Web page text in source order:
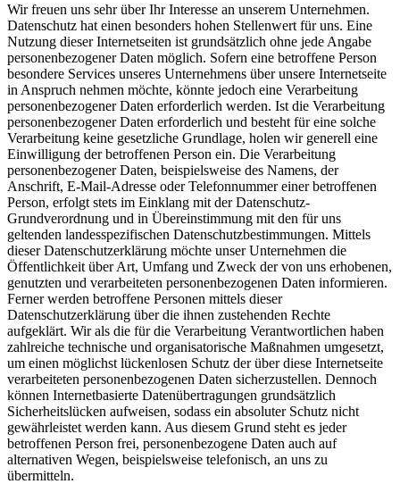
Wir freuen uns sehr über Ihr Interesse an unserem Unternehmen.
Datenschutz hat einen besonders hohen Stellenwert für uns. Eine
Nutzung dieser Internetseiten ist grundsätzlich ohne jede Angabe
personenbezogener Daten möglich. Sofern eine betroffene Person
besondere Services unseres Unternehmens über unsere Internetseite
in Anspruch nehmen möchte, könnte jedoch eine Verarbeitung
personenbezogener Daten erforderlich werden. Ist die Verarbeitung
personenbezogener Daten erforderlich und besteht für eine solche
Verarbeitung keine gesetzliche Grundlage, holen wir generell eine
Einwilligung der betroffenen Person ein. Die Verarbeitung
personenbezogener Daten, beispielsweise des Namens, der
Anschrift, E-Mail-Adresse oder Telefonnummer einer betroffenen
Person, erfolgt stets im Einklang mit der Datenschutz-
Grundverordnung und in Übereinstimmung mit den für uns
geltenden landesspezifischen Datenschutzbestimmungen. Mittels
dieser Datenschutzerklärung möchte unser Unternehmen die
Öffentlichkeit über Art, Umfang und Zweck der von uns erhobenen,
genutzten und verarbeiteten personenbezogenen Daten informieren.
Ferner werden betroffene Personen mittels dieser
Datenschutzerklärung über die ihnen zustehenden Rechte
aufgeklärt. Wir als die für die Verarbeitung Verantwortlichen haben
zahlreiche technische und organisatorische Maßnahmen umgesetzt,
um einen möglichst lückenlosen Schutz der über diese Internetseite
verarbeiteten personenbezogenen Daten sicherzustellen. Dennoch
können Internetbasierte Datenübertragungen grundsätzlich
Sicherheitslücken aufweisen, sodass ein absoluter Schutz nicht
gewährleistet werden kann. Aus diesem Grund steht es jeder
betroffenen Person frei, personenbezogene Daten auch auf
alternativen Wegen, beispielsweise telefonisch, an uns zu
übermitteln.